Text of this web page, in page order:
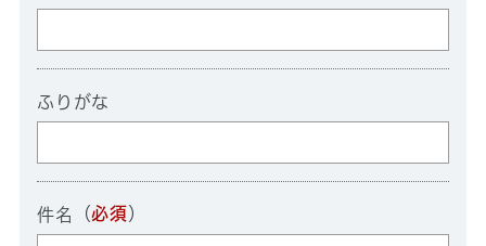
ふりがな
件名 （必須 ）